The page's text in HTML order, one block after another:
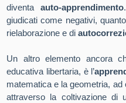
diventa auto-apprendimento
giudicati come negativi,
rielaborazione e di
Un altro elemento ancora
educativa libertaria, è l’
matematica e la geometria,
attraverso la coltivazione di